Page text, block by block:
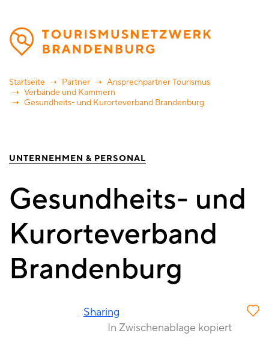
Direkt
zum
Inhalt
Startseite Partner
Ansprechpartner Tourismus
Verbände und Kammern
Gesundheits- und Kurorteverband Brandenburg
UNTERNEHMEN & PERSONAL
Gesundheits- und
Kurorteverband
Brandenburg
Sharing
In Zwischenablage kopiert